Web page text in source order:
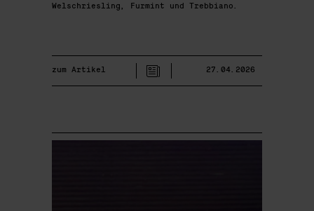
Welschriesling, Furmint und Trebbiano.
zum Artikel 27.04.2026